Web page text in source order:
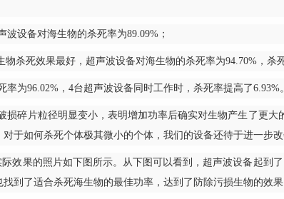
备对海生物的杀死率为89.09%；
死效果最好，超声波设备对海生物的杀死率为94.70%，杀死
96.02%，4台超声波设备同时工作时，杀死率提高了6.93%。
片粒径明显变小，表明增加功率后确实对生物产生了更大
于如何杀死个体极其微小的个体，我们的设备还待于进一步改
果的照片如下图所示。从下图可以看到，超声波设备起到
到了适合杀死海生物的最佳功率，达到了防除污损生物的效